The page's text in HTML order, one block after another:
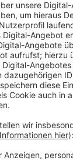
13.09.2021